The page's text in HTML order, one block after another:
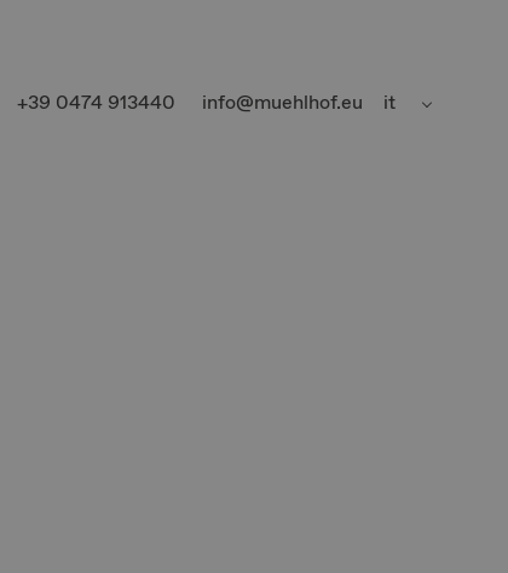
+39 0474 913440 info@muehlhof.eu